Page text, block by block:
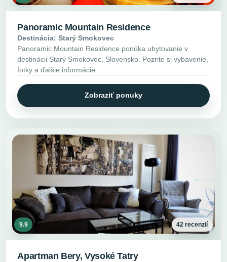
Panoramic Mountain Residence
Destinácia: Starý Smokovec
Panoramic Mountain Residence ponúka ubytovanie v
destinácii Starý Smokovec, Slovensko. Pozrite si vybavenie,
fotky a ďalšie informácie.
Zobraziť ponuky
9.9 42 recenzií
Apartman Bery, Vysoké Tatry